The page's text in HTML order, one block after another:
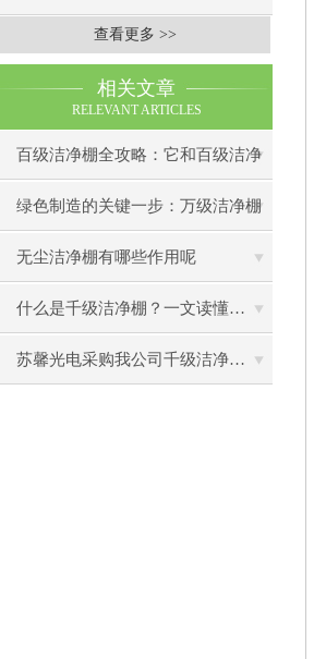
查看更多 >>
相关文章
RELEVANT ARTICLES
百级洁净棚全攻略：它和百级洁净
室到底有什么区别？
绿色制造的关键一步：万级洁净棚
助力环保型半导体产业发展
无尘洁净棚有哪些作用呢
什么是千级洁净棚？一文读懂其结构特点与局部净化优势
苏馨光电采购我公司千级洁净棚普通工作台一批（7月07日）已顺利交货